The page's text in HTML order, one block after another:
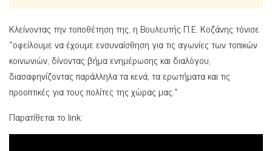
Κλείνοντας την τοποθέτηση της, η Βουλευτής Π.Ε. Κοζάνης τόνισε
«οφείλουμε να έχουμε ενσυναίσθηση για τις αγωνίες των τοπικών
κοινωνιών, δίνοντας βήμα ενημέρωσης και διαλόγου,
διασαφηνίζοντας παράλληλα τα κενά, τα ερωτήματα και τις
προοπτικές για τους πολίτες της χώρας μας.»
Παρατίθεται το link: